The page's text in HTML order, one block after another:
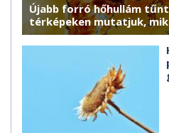
Újabb forró hőhullám
térképeken mutatjuk,